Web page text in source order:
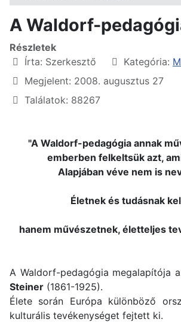
A Waldorf-
Részletek
Írta: Szerkesztő Kategória:
Megjelent: 2008. augusztus 27
Találatok: 88267
"A Waldorf-pedagógia annak
emberben felkeltsük azt,
Alapjában véve nem is
Életnek és tudásnak
hanem művészetnek, életteljes
A Waldorf-pedagógia megalapítója
Steiner (1861-1925).
Élete során Európa különböző
kulturális tevékenységet fejtett ki.